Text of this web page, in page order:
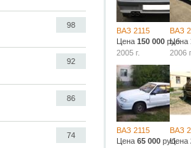
98
92
86
74
ВАЗ 2115
Цена 150 000 руб.
2005 г.
ВАЗ
Цена
2006
ВАЗ 2115
Цена 65 000 руб.
ВАЗ
Цена